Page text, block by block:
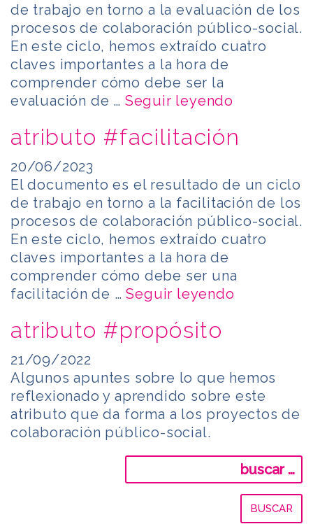
de trabajo en torno a la evaluación de los
procesos de colaboración público-social.
En este ciclo, hemos extraído cuatro
claves importantes a la hora de
comprender cómo debe ser la
evaluación de … Seguir leyendo
atributo #facilitación
20/06/2023
El documento es el resultado de un ciclo
de trabajo en torno a la facilitación de los
procesos de colaboración público-social.
En este ciclo, hemos extraído cuatro
claves importantes a la hora de
comprender cómo debe ser una
facilitación de …Seguir leyendo
atributo #propósito
21/09/2022
Algunos apuntes sobre lo que hemos
reflexionado y aprendido sobre este
atributo que da forma a los proyectos de
colaboración público-social.